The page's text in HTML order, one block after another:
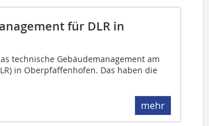
für DLR in
technische Gebäudemanagement am
in Oberpfaffenhofen. Das haben die
mehr